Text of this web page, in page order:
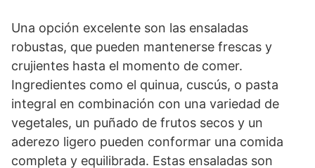
Una opción excelente son las ensaladas
robustas, que pueden mantenerse frescas y
crujientes hasta el momento de comer.
Ingredientes como el quinua, cuscús, o pasta
integral en combinación con una variedad de
vegetales, un puñado de frutos secos y un
aderezo ligero pueden conformar una comida
completa y equilibrada. Estas ensaladas son